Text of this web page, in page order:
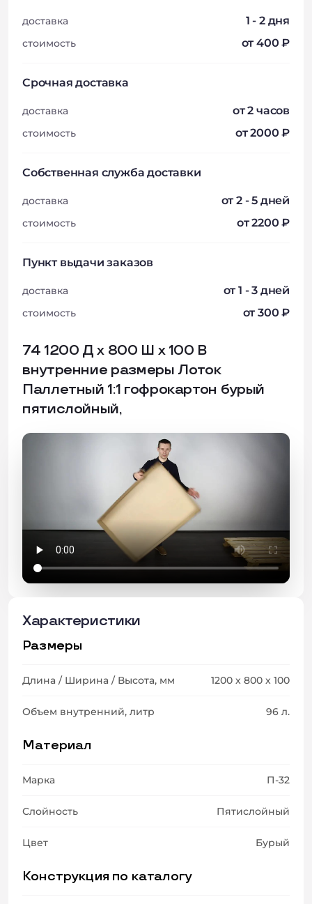
доставка 1 - 2 дня
стоимость от 400 ₽
Срочная доставка
доставка от 2 часов
стоимость от 2000 ₽
Собственная служба доставки
доставка от 2 - 5 дней
стоимость от 2200 ₽
Пункт выдачи заказов
доставка от 1 - 3 дней
стоимость от 300 ₽
74 1200 Д х 800 Ш х 100 В
внутренние размеры Лоток
Паллетный 1:1 гофрокартон бурый
пятислойный,
Характеристики
Размеры
Длина / Ширина / Высота, мм 1200 x 800 x 100
Объем внутренний, литр 96 л.
Материал
Марка П-32
Слойность Пятислойный
Цвет Бурый
Конструкция по каталогу